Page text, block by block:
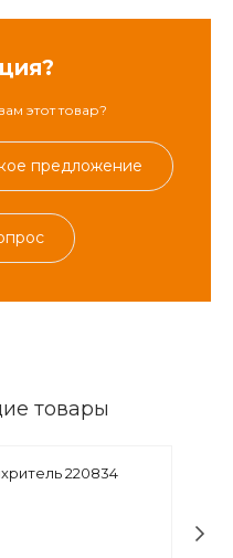
этот товар?
предложение
товары
220834